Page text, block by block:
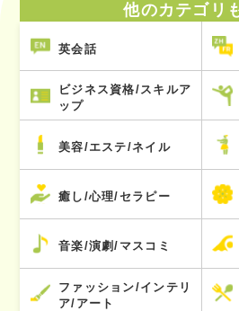
他のカテゴリ
英会話
ビジネス資格/スキルア
ップ
美容/エステ/ネイル
癒し/心理/セラピー
音楽/演劇/マスコミ
ファッション/インテリ
ア/アート